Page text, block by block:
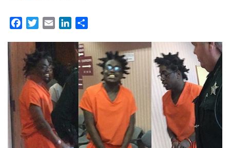
FacebookTwitterEmail LinkedIn